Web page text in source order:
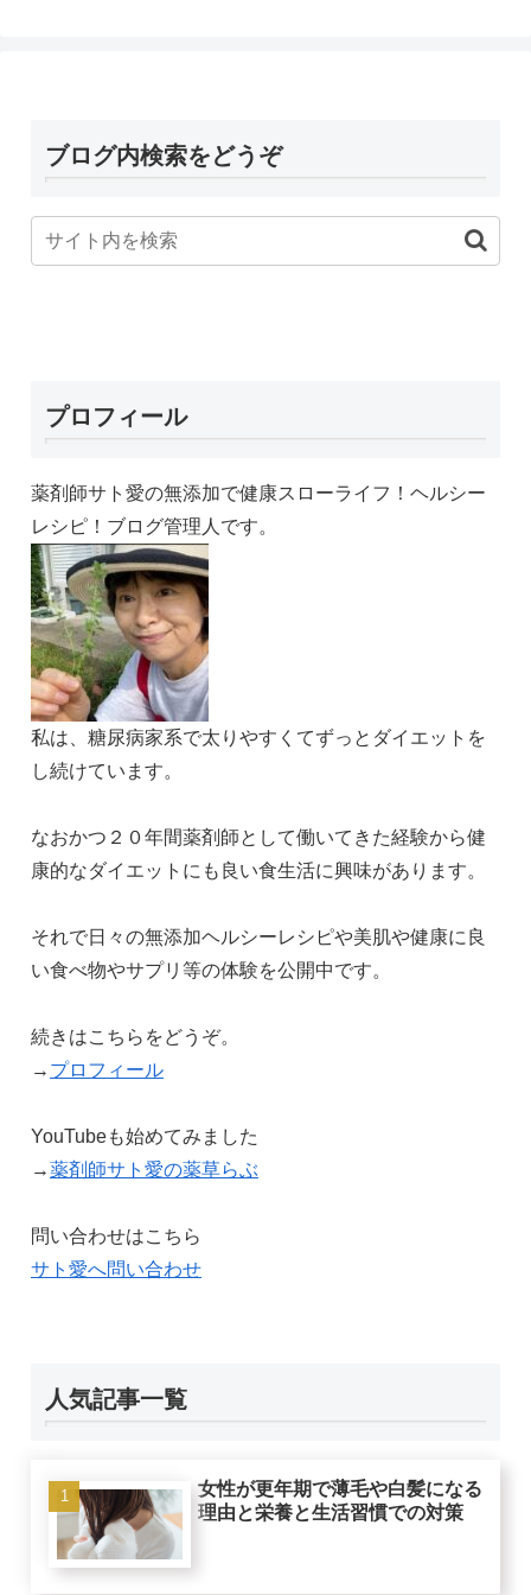
ブログ内検索をどうぞ
プロフィール
薬剤師サト愛の無添加で健康スローライフ！ヘルシー
レシピ！ブログ管理人です。
私は、糖尿病家系で太りやすくてずっとダイエットを
し続けています。
なおかつ２０年間薬剤師として働いてきた経験から健
康的なダイエットにも良い食生活に興味があります。
それで日々の無添加ヘルシーレシピや美肌や健康に良
い食べ物やサプリ等の体験を公開中です。
続きはこちらをどうぞ。
→ プロフィール
YouTubeも始めてみました
→薬剤師サト愛の薬草らぶ
問い合わせはこちら
サト愛へ問い合わせ
人気記事一覧
女性が更年期で薄毛や白髪になる
理由と栄養と生活習慣での対策